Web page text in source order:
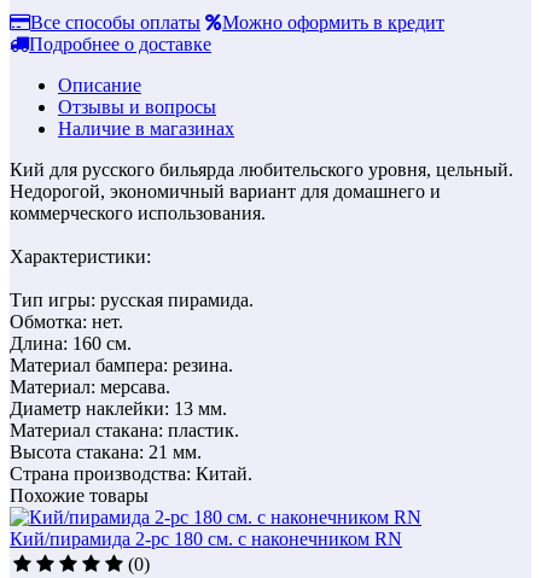
Все способы оплаты
Можно оформить в кредит
Подробнее о доставке
Описание
Отзывы и вопросы
Наличие в магазинах
Кий для русского бильярда любительского уровня, цельный.
Недорогой, экономичный вариант для домашнего и
коммерческого использования.
Характеристики:
Тип игры: русская пирамида.
Обмотка: нет.
Длина: 160 см.
Материал бампера: резина.
Материал: мерсава.
Диаметр наклейки: 13 мм.
Материал стакана: пластик.
Высота стакана: 21 мм.
Страна производства: Китай.
Похожие товары
Кий/пирамида 2-рс 180 см. с наконечником RN
(0)